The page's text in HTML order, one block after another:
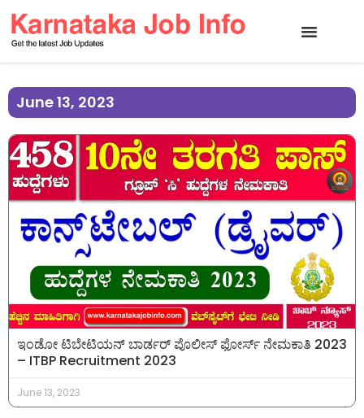
June 13, 2023
ಇಂಡೋ ಟಿಬೇಟಿಯನ್ ಬಾರ್ಡರ್ ಪೊಲೀಸ್ ಫೋರ್ಸ್ ನೇಮಕಾತಿ 2023
– ITBP Recruitment 2023
June 13, 2023